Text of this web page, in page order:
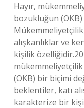
Hayır,
bozukluğun
alışkanlıklar ve
kişilik özelliğidir.20
(OKB) bir biçimi
beklentiler, katı
karakterize bir